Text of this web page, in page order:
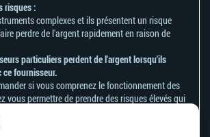
risques :
complexes et ils présentent un risque
perdre de l'argent rapidement en raison de
particuliers perdent de l'argent lorsqu'ils
ce fournisseur.
si vous comprenez le fonctionnement des
vous permettre de prendre des risques élevés qui
notre